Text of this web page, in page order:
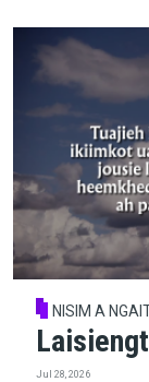
NISIM A
Jul 28, 2026